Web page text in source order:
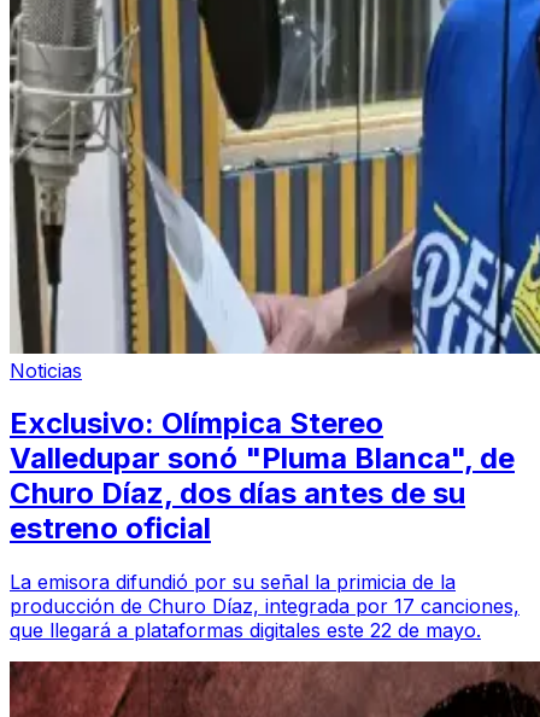
Noticias
Exclusivo: Olímpica Stereo
Valledupar sonó "Pluma Blanca", de
Churo Díaz, dos días antes de su
estreno oficial
La emisora difundió por su señal la primicia de la
producción de Churo Díaz, integrada por 17 canciones,
que llegará a plataformas digitales este 22 de mayo.